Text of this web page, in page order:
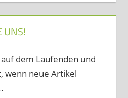
UNS!
dem Laufenden und
wenn neue Artikel